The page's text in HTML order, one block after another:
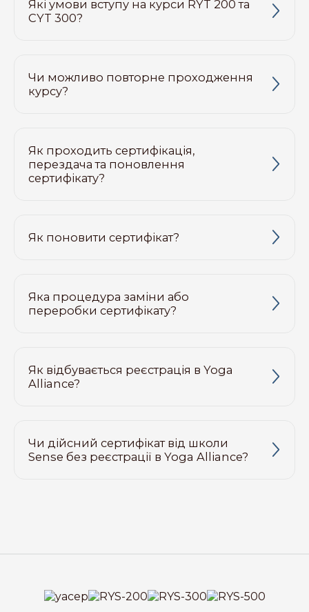
Які умови вступу на курси RYT 200 та
CYT 300?
Чи можливо повторне проходження
курсу?
Як проходить сертифікація,
перездача та поновлення
сертифікату?
Як поновити сертифікат?
Яка процедура заміни або
переробки сертифікату?
Як відбувається реєстрація в Yoga
Alliance?
Чи дійсний сертифікат від школи
Sense без реєстрації в Yoga Alliance?